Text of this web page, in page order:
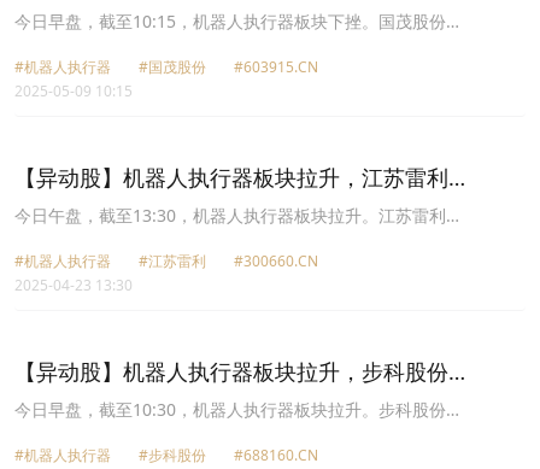
(603915.CN)跌4.75%
今日早盘，截至10:15，机器人执行器板块下挫。国茂股份
88.5元，恒锋工具(300488.CN)跌4.05%报34.61元，步科股份
(688160.CN)跌3.97%报98.9元，汉宇集团(300403.CN)跌3.53%报
69.9元。
#机器人执行器 #国茂股份
#603915.CN
2025-05-09 10:15
【异动股】机器人执行器板块拉升，江苏雷利
(300660.CN)涨11.85%
今日午盘，截至13:30，机器人执行器板块拉升。江苏雷利
报16.06元，秦川机床(000837.CN)涨10.04%报12.17元，中大力德
(002896.CN)涨8.92%报94.02元，丰立智能(301368.CN)涨8.46%报
75.93元。
#机器人执行器 #江苏雷利
#300660.CN
2025-04-23 13:30
【异动股】机器人执行器板块拉升，步科股份
(688160.CN)涨14.86%
今日早盘，截至10:30，机器人执行器板块拉升。步科股份
59.77元，汉宇集团(300403.CN)涨9.39%报14.56元，拓普集团
#机器人执行器 #步科股份
#688160.CN